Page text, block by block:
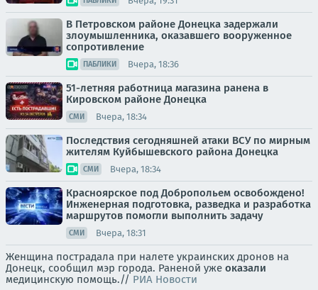
В Петровском районе Донецка задержали
злоумышленника, оказавшего вооруженное
сопротивление
ПАБЛИКИ Вчера, 18:36
51-летняя работница магазина ранена в
Кировском районе Донецка
СМИ Вчера, 18:34
Последствия сегодняшней атаки ВСУ по мирным
жителям Куйбышевского района Донецка
СМИ Вчера, 18:34
Красноярское под Добропольем освобождено!
Инженерная подготовка, разведка и разработка
маршрутов помогли выполнить задачу
СМИ Вчера, 18:31
Женщина пострадала при налете украинских дронов на
Донецк, сообщил мэр города. Раненой уже оказали
медицинскую помощь.// РИА Новости